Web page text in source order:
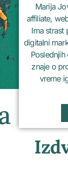
Marija
affiliate,
Ima strast
digitalni
znaje o
vreme